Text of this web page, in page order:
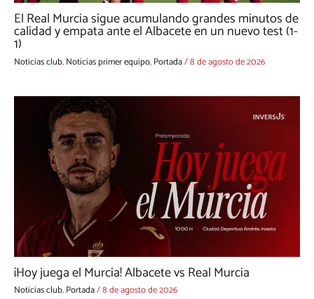
El Real Murcia sigue acumulando grandes minutos de
calidad y empata ante el Albacete en un nuevo test (1-
1)
Noticias club,Noticias primer equipo,Portada/8 de agosto de 2026
¡Hoy juega el Murcia! Albacete vs Real Murcia
Noticias club,Portada/8 de agosto de 2026